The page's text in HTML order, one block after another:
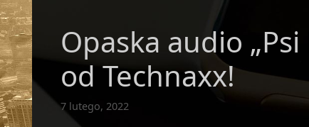
Opaska audio
od Technaxx!
7 lutego, 2022